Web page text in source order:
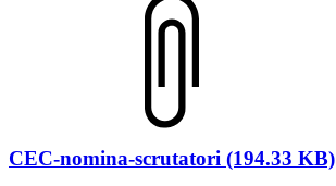
CEC-nomina-scrutatori (194.33 KB)